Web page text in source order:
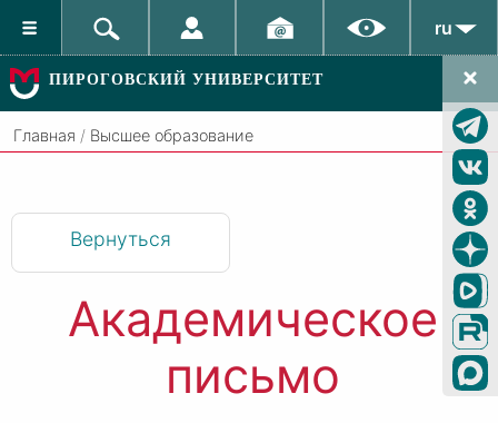
ru
ПИРОГОВСКИЙ УНИВЕРСИТЕТ
Главная / Высшее образование
Вернуться
Академическое
письмо